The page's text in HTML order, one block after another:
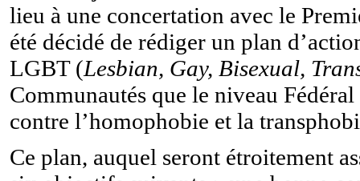
lieu à une concertation avec le
été décidé de rédiger un plan
LGBT (Lesbian, Gay, Bisexual,
Communautés que le niveau
contre l’homophobie et la
Ce plan, auquel seront étroitement